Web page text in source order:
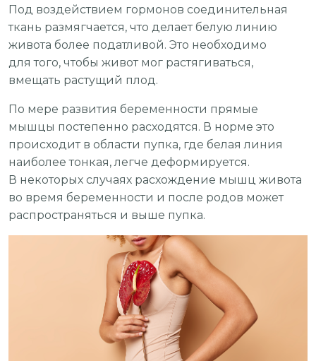
Под воздействием гормонов соединительная
ткань размягчается, что делает белую линию
живота более податливой. Это необходимо
для того, чтобы живот мог растягиваться,
вмещать растущий плод.
По мере развития беременности прямые
мышцы постепенно расходятся. В норме это
происходит в области пупка, где белая линия
наиболее тонкая, легче деформируется.
В некоторых случаях расхождение мышц живота
во время беременности и после родов может
распространяться и выше пупка.